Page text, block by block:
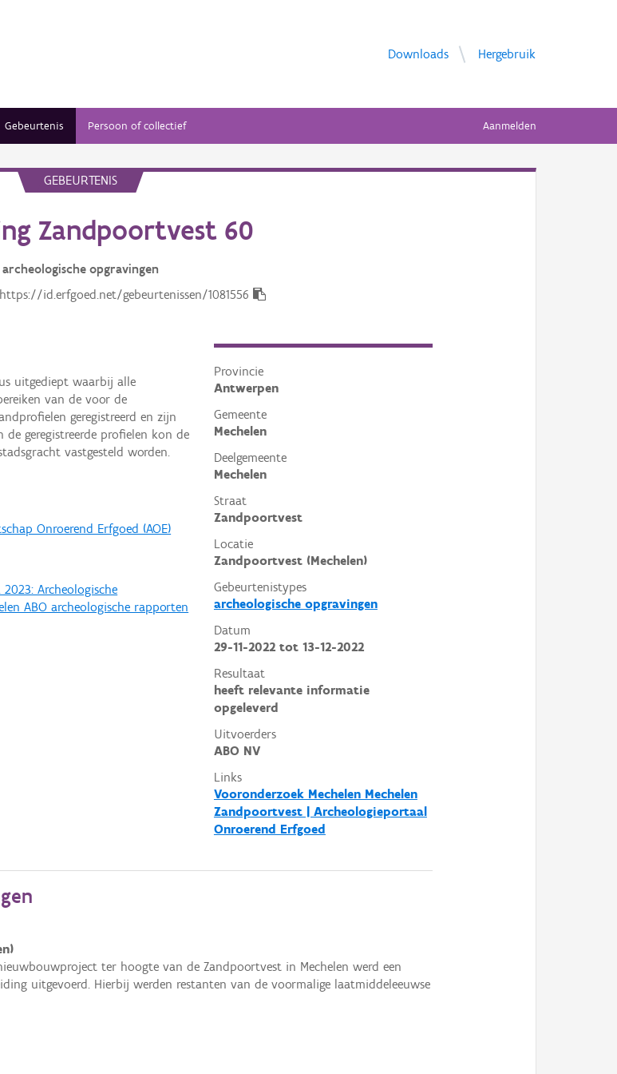
Downloads Hergebruik
Gebeurtenis Persoon of collectief Aanmelden
GEBEURTENIS
Zandpoortvest 60
archeologische opgravingen
https://id.erfgoed.net/gebeurtenissen/1081556
Provincie
Antwerpen
Gemeente
Mechelen
Deelgemeente
Mechelen
Straat
Zandpoortvest
Locatie
Zandpoortvest (Mechelen)
Gebeurtenistypes
archeologische opgravingen
Datum
29-11-2022tot 13-12-2022
Resultaat
heeft relevante informatie
opgeleverd
Uitvoerders
ABO NV
Links
Vooronderzoek Mechelen Mechelen
Zandpoortvest | Archeologieportaal
Onroerend Erfgoed
uitgediept waarbij alle
van de voor de
geregistreerd en zijn
geregistreerde profielen kon de
vastgesteld worden.
Onroerend Erfgoed (AOE)
2023: Archeologische
ABO archeologische rapporten
ter hoogte van de Zandpoortvest in Mechelen werd een
uitgevoerd. Hierbij werden restanten van de voormalige laatmiddeleeuwse